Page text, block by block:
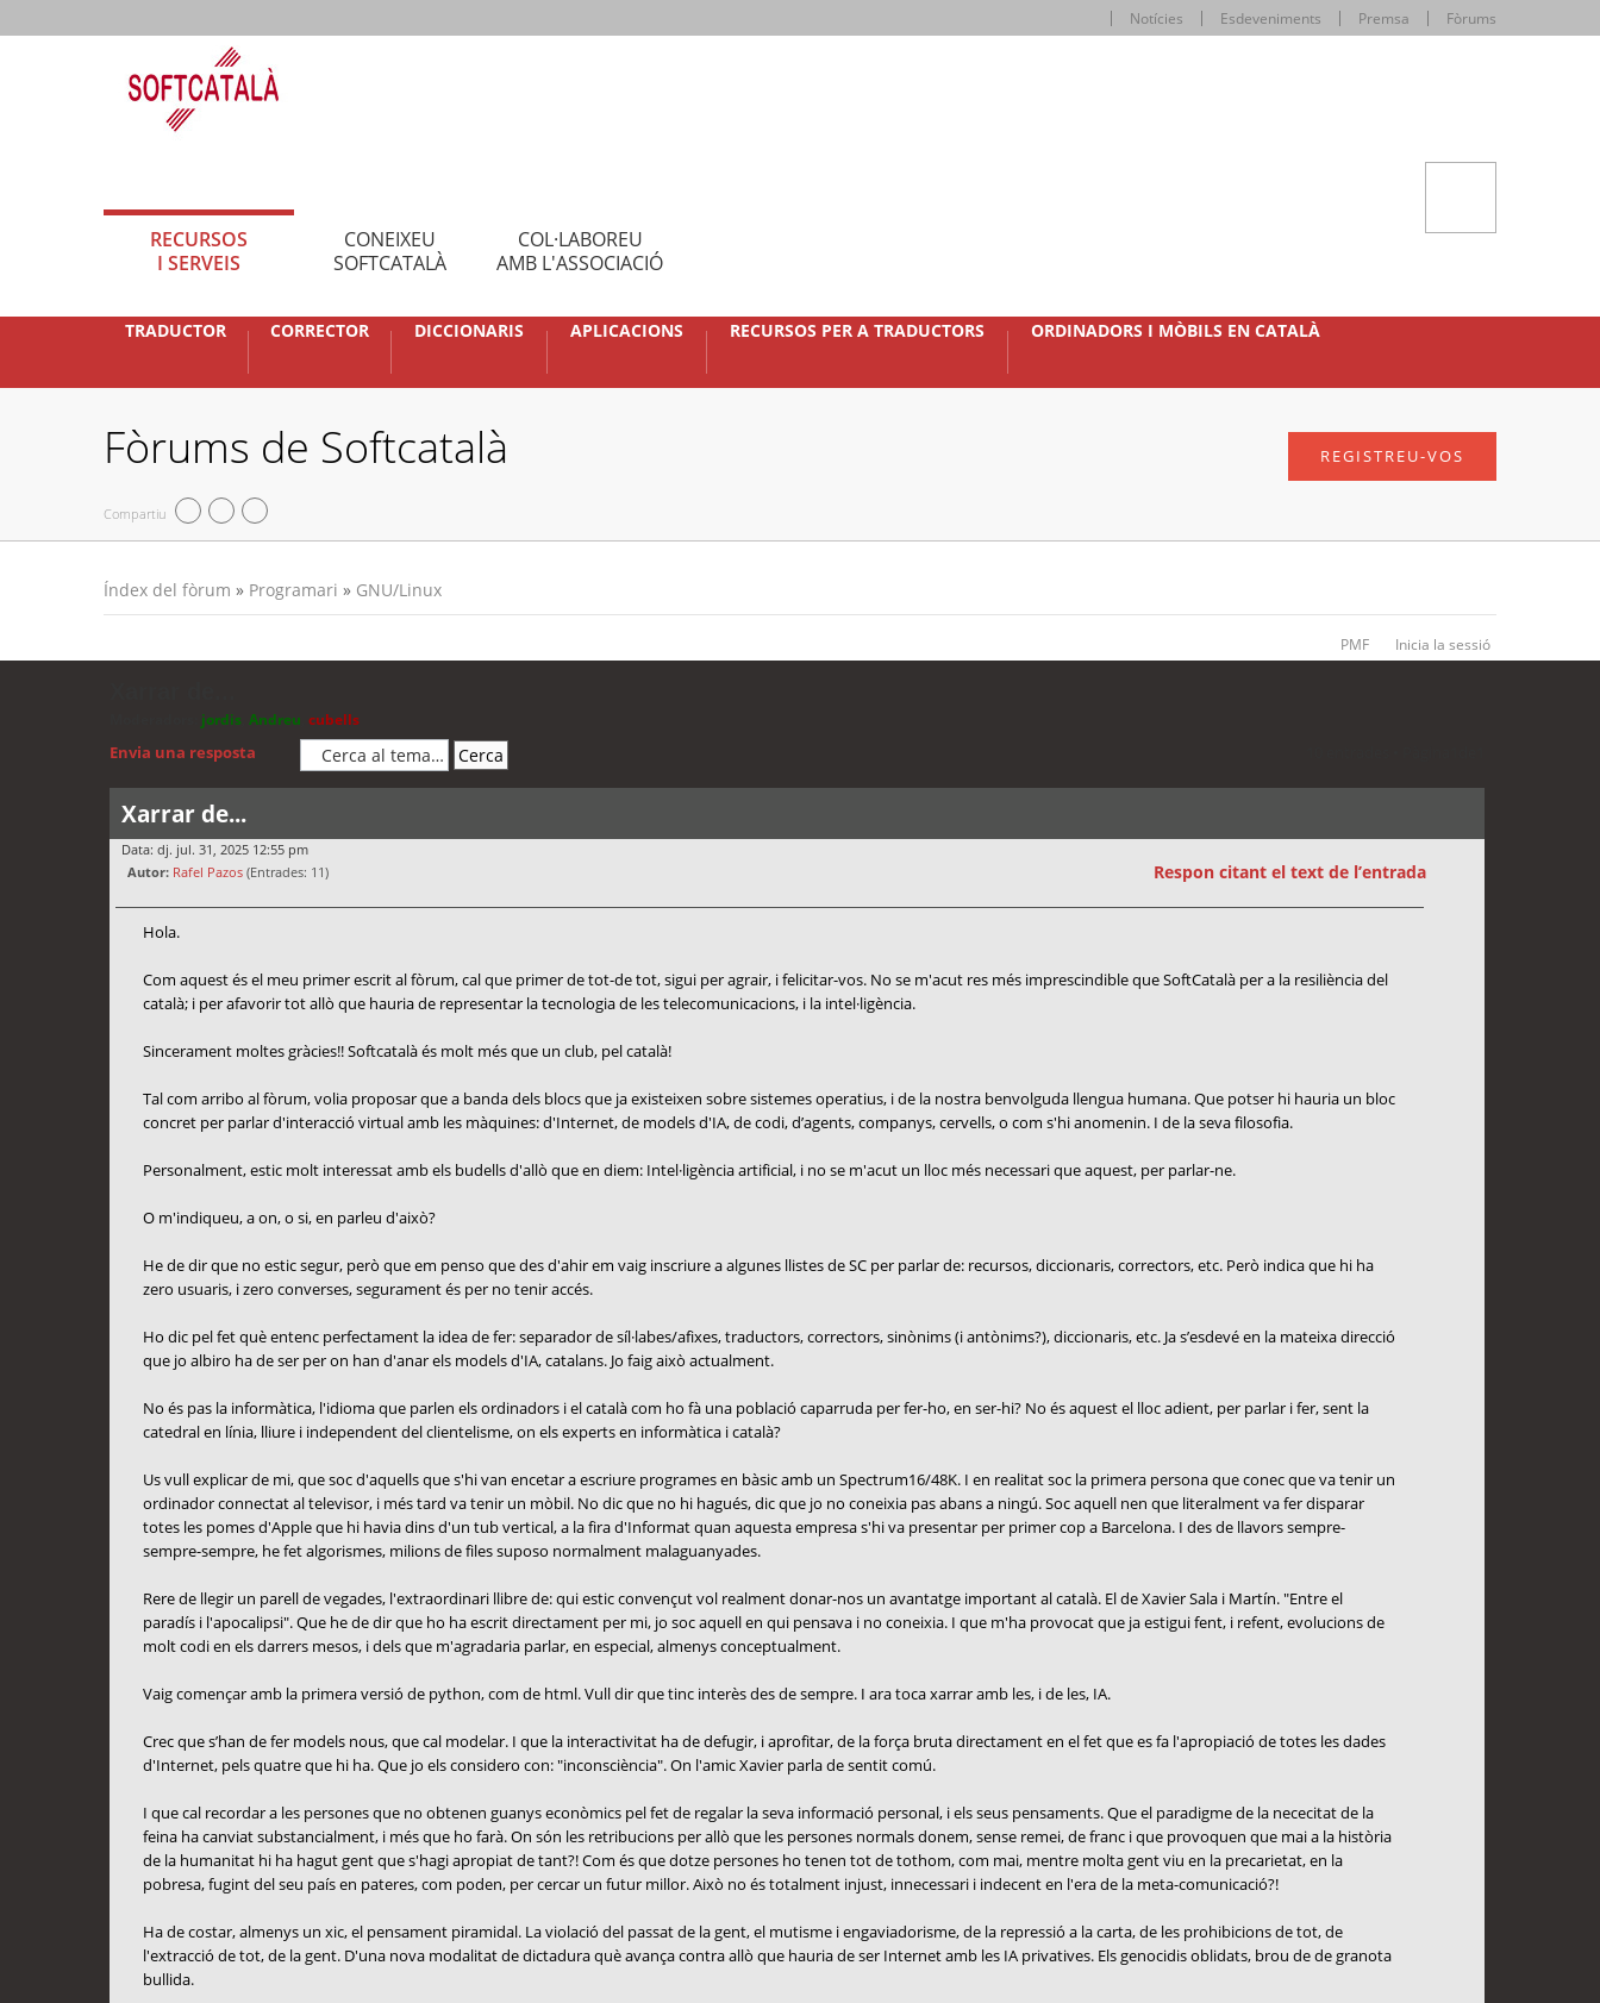
Notícies Esdeveniments Premsa Fòrums
RECURSOS
I SERVEIS
CONEIXEU
SOFTCATALÀ
COL·LABOREU
AMB L'ASSOCIACIÓ
TRADUCTOR CORRECTOR DICCIONARIS APLICACIONS RECURSOS PER A TRADUCTORS ORDINADORS I MÒBILS EN CATALÀ
Fòrums de Softcatalà
Compartiu
REGISTREU-VOS
Índex del fòrum » Programari » GNU/Linux
PMF Inicia la sessió
jordis Andreu cubells
Envia una resposta
Xarrar de...
Data: dj. jul. 31, 2025 12:55 pm
Autor: Rafel Pazos (Entrades: 11) Respon citant el text de l’entrada
Hola.
Com aquest és el meu primer escrit al fòrum, cal que primer de tot-de tot, sigui per agrair, i felicitar-vos. No se m'acut res més imprescindible que SoftCatalà per a la resiliència del
català; i per afavorir tot allò que hauria de representar la tecnologia de les telecomunicacions, i la intel·ligència.
Sincerament moltes gràcies!! Softcatalà és molt més que un club, pel català!
Tal com arribo al fòrum, volia proposar que a banda dels blocs que ja existeixen sobre sistemes operatius, i de la nostra benvolguda llengua humana. Que potser hi hauria un bloc
concret per parlar d'interacció virtual amb les màquines: d'Internet, de models d'IA, de codi, d’agents, companys, cervells, o com s'hi anomenin. I de la seva filosofia.
Personalment, estic molt interessat amb els budells d'allò que en diem: Intel·ligència artificial, i no se m'acut un lloc més necessari que aquest, per parlar-ne.
O m'indiqueu, a on, o si, en parleu d'això?
He de dir que no estic segur, però que em penso que des d'ahir em vaig inscriure a algunes llistes de SC per parlar de: recursos, diccionaris, correctors, etc. Però indica que hi ha
zero usuaris, i zero converses, segurament és per no tenir accés.
Ho dic pel fet què entenc perfectament la idea de fer: separador de síl·labes/afixes, traductors, correctors, sinònims (i antònims?), diccionaris, etc. Ja s’esdevé en la mateixa direcció
que jo albiro ha de ser per on han d'anar els models d'IA, catalans. Jo faig això actualment.
No és pas la informàtica, l'idioma que parlen els ordinadors i el català com ho fà una població caparruda per fer-ho, en ser-hi? No és aquest el lloc adient, per parlar i fer, sent la
catedral en línia, lliure i independent del clientelisme, on els experts en informàtica i català?
Us vull explicar de mi, que soc d'aquells que s'hi van encetar a escriure programes en bàsic amb un Spectrum16/48K. I en realitat soc la primera persona que conec que va tenir un
ordinador connectat al televisor, i més tard va tenir un mòbil. No dic que no hi hagués, dic que jo no coneixia pas abans a ningú. Soc aquell nen que literalment va fer disparar
totes les pomes d'Apple que hi havia dins d'un tub vertical, a la fira d'Informat quan aquesta empresa s'hi va presentar per primer cop a Barcelona. I des de llavors sempre-
sempre-sempre, he fet algorismes, milions de files suposo normalment malaguanyades.
Rere de llegir un parell de vegades, l'extraordinari llibre de: qui estic convençut vol realment donar-nos un avantatge important al català. El de Xavier Sala i Martín. "Entre el
paradís i l'apocalipsi". Que he de dir que ho ha escrit directament per mi, jo soc aquell en qui pensava i no coneixia. I que m'ha provocat que ja estigui fent, i refent, evolucions de
molt codi en els darrers mesos, i dels que m'agradaria parlar, en especial, almenys conceptualment.
Vaig començar amb la primera versió de python, com de html. Vull dir que tinc interès des de sempre. I ara toca xarrar amb les, i de les, IA.
Crec que s’han de fer models nous, que cal modelar. I que la interactivitat ha de defugir, i aprofitar, de la força bruta directament en el fet que es fa l'apropiació de totes les dades
d'Internet, pels quatre que hi ha. Que jo els considero con: "inconsciència". On l'amic Xavier parla de sentit comú.
I que cal recordar a les persones que no obtenen guanys econòmics pel fet de regalar la seva informació personal, i els seus pensaments. Que el paradigme de la nececitat de la
feina ha canviat substancialment, i més que ho farà. On són les retribucions per allò que les persones normals donem, sense remei, de franc i que provoquen que mai a la història
de la humanitat hi ha hagut gent que s'hagi apropiat de tant?! Com és que dotze persones ho tenen tot de tothom, com mai, mentre molta gent viu en la precarietat, en la
pobresa, fugint del seu país en pateres, com poden, per cercar un futur millor. Això no és totalment injust, innecessari i indecent en l'era de la meta-comunicació?!
Ha de costar, almenys un xic, el pensament piramidal. La violació del passat de la gent, el mutisme i engaviadorisme, de la repressió a la carta, de les prohibicions de tot, de
l'extracció de tot, de la gent. D'una nova modalitat de dictadura què avança contra allò que hauria de ser Internet amb les IA privatives. Els genocidis oblidats, brou de de granota
bullida.